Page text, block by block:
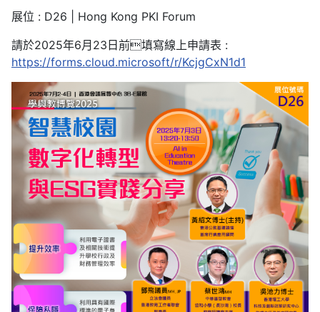
展位 : D26 | Hong Kong PKI Forum
請於2025年6月23日前填寫線上申請表 :
https://forms.cloud.microsoft/r/KcjgCxN1d1